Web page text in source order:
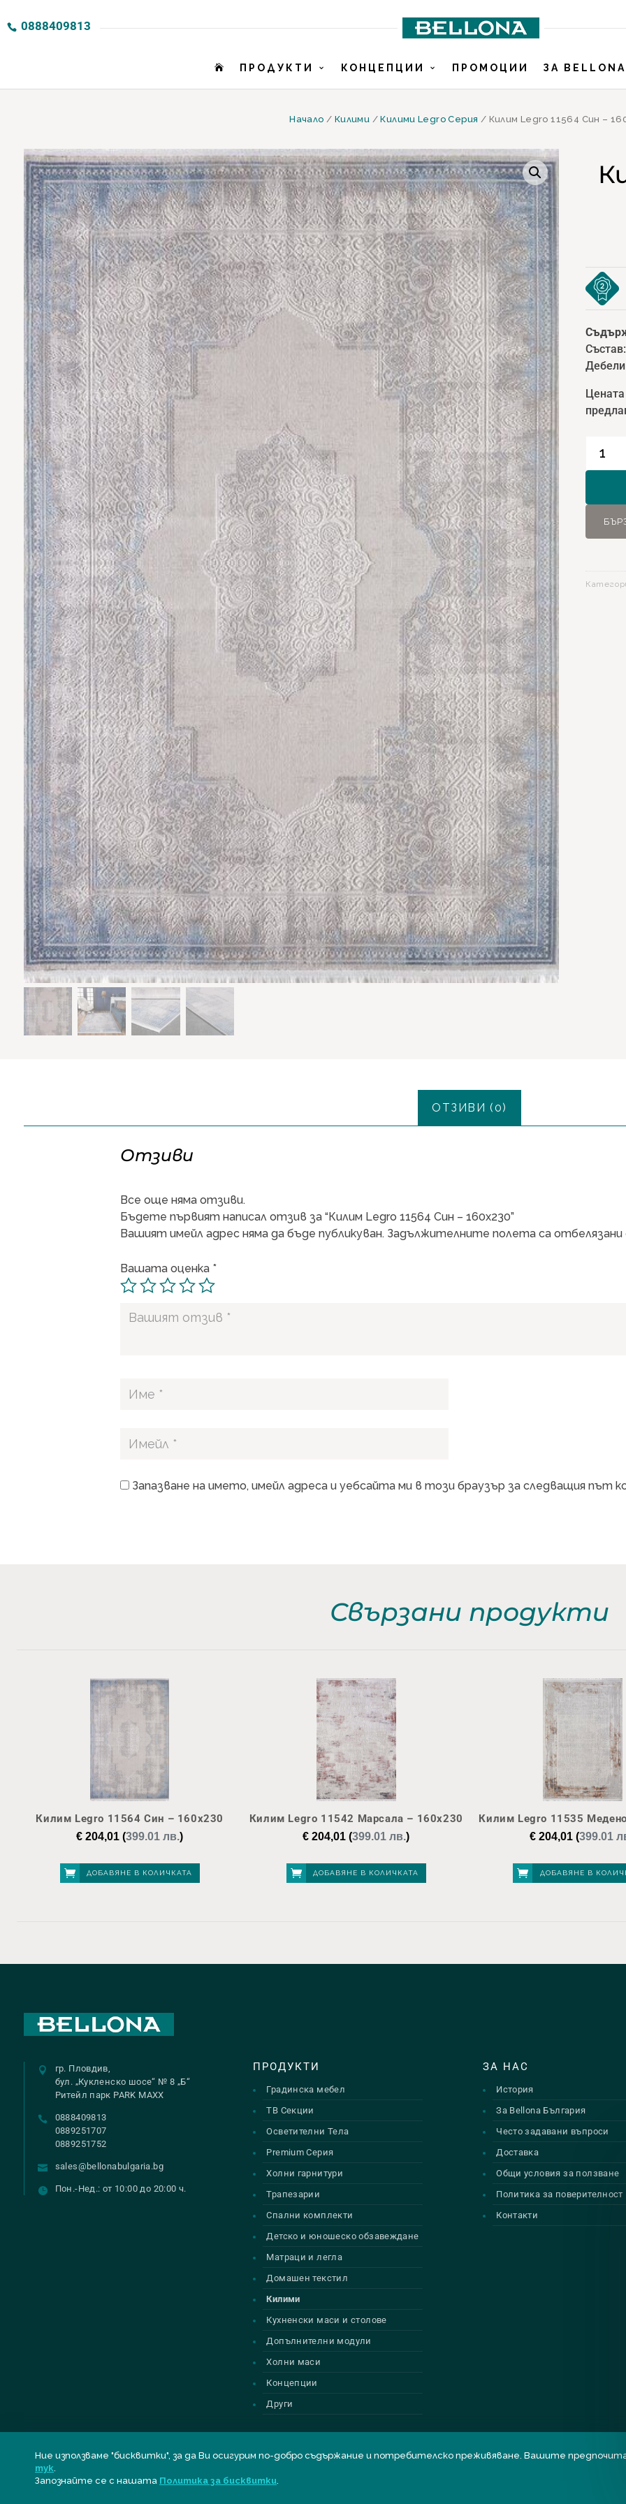
0888409813
 ПРОДУКТИ КОНЦЕПЦИИ ПРОМОЦИИ ЗА BELLONA
Начало / Килими /Килими Legro Серия / Килим Legro 11564 Син –
Килим
11564
Син
ОТЗИВИ (0)
Отзиви
Все още няма отзиви.
Бъдете първият написал отзив за “Килим Legro 11564 Син – 160х230”
Вашият имейл адрес няма да бъде публикуван. Задължителните полета са
Вашата оценка *
Запазване на името, имейл адреса и уебсайта ми в този браузър за следващия път
Свързани продукти
Килим Legro 11564 Син – 160х230
€ 204,01 (399.01 лв.)
ДОБАВЯНЕ В КОЛИЧКАТА
Килим Legro 11542 Марсала – 160х230
€ 204,01 (399.01 лв.)
ДОБАВЯНЕ В КОЛИЧКАТА
Килим Legro 11535
€204,01(399.01
ДОБАВЯНЕ В
гр. Пловдив,
бул. „Кукленско шосе“ № 8 „Б“
Ритейл парк PARK MAXX
0888409813
0889251707
0889251752
sales@bellonabulgaria.bg
Пон.-Нед.: от 10:00 до 20:00 ч.
ПРОДУКТИ
Градинска мебел
ТВ Секции
Осветителни Тела
Premium Серия
Холни гарнитури
Трапезарии
Спални комплекти
Детско и юношеско обзавеждане
Матраци и легла
Домашен текстил
Килими
Кухненски маси и столове
Допълнителни модули
Холни маси
Концепции
Други
ЗА НАС
История
За Bellona България
Често задавани въпроси
Доставка
Общи условия за ползване
Политика за поверителност
Контакти
© Всички права запазениBELLONA| Designed byAlpha Best
Ние използваме "бисквитки", за да Ви осигурим по-добро съдържание и потребителско преживяване. Вашите
тук.
Запознайте се с нашата Политика за бисквитки.